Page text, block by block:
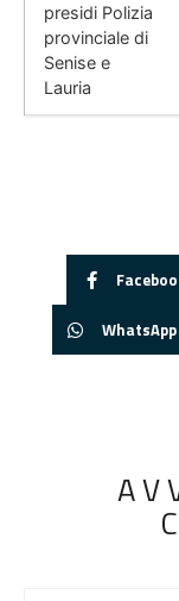
presidi Polizia
provinciale di
Senise e
Lauria
WhatsApp